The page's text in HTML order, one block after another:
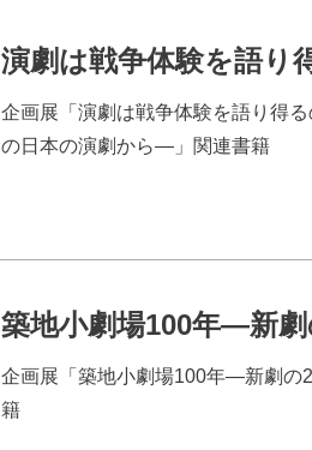
演劇は戦争体験を語り
企画展「演劇は戦争体験を語り得
の日本の演劇から—」関連書籍
築地小劇場100年―新
企画展「築地小劇場100年―新劇の
籍